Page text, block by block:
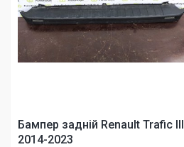
Бампер задній Renault Trafic III
2014-2023